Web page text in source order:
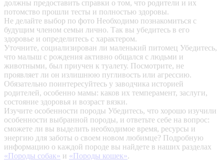
должны предоставить справки о том, что родители и их
потомство прошли тесты и полностью здоровы.
Не делайте выбор по фото Необходимо познакомиться с
будущим членом семьи лично. Так вы убедитесь в его
здоровье и определитесь с характером.
Уточните, социализирован ли маленький питомец Убедитесь,
что малыш с рождения активно общался с людьми и
животными, был приучен к туалету. Посмотрите, не
проявляет ли он излишнюю пугливость или агрессию.
Обязательно поинтересуйтесь у заводчика историей
родителей, особенно мамы: каков их темперамент, заслуги,
состояние здоровья и возраст вязки.
Изучите особенности породы Убедитесь, что хорошо изучили
особенности выбранной породы, и ответьте себе на вопрос:
сможете ли вы выделить необходимое время, ресурсы и
энергию для заботы о своем новом любимце? Подробную
информацию о каждой породе вы найдете в наших разделах
«Породы собак» и «Породы кошек».